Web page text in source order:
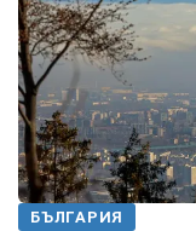
БЪЛГАРИЯ